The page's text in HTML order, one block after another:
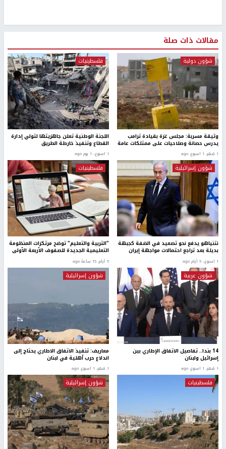
مقالات ذات صلة
شؤون دولية
وثيقة مسربة: مجلس غزة بقيادة ترامب
يدرس حصانة وصلاحيات على ممتلكات عامة
1 شهر، 1 اسبوع. ago
فلسطينيات
اللجنة الوطنية تعلن جاهزيتها لتولي إدارة
القطاع وتنفيذ خارطة الطريق
1 اسبوع.، 1 يوم ago
شؤون إسرائيلية
نتنياهو يدفع نحو تصعيد في الضفة كجبهة
بديلة بعد تراجع احتمالات مواجهة إيران
1 اسبوع.، 5 أيام ago
فلسطينيات
"التربية والتعليم" توضح مرتكزات المنظومة
التعليمية الجديدة للصفوف الأربعة الأولى
5 أيام، 15 ساعة ago
شؤون عربية
14 بندا.. تفاصيل الاتفاق الإطاري بين
إسرائيل ولبنان
1 شهر، 1 اسبوع. ago
شؤون إسرائيلية
معاريف: تنفيذ الاتفاق الاطاري يحتاج إلى
اندلاع حرب أهلية في لبنان
1 شهر، 1 اسبوع. ago
فلسطينيات شؤون إسرائيلية